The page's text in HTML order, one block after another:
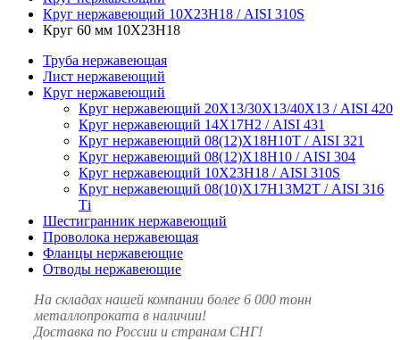
Круг нержавеющий 10Х23Н18 / AISI 310S
Круг 60 мм 10Х23Н18
Труба нержавеющая
Лист нержавеющий
Круг нержавеющий
Круг нержавеющий 20Х13/30Х13/40Х13 / AISI 420
Круг нержавеющий 14Х17Н2 / AISI 431
Круг нержавеющий 08(12)Х18Н10Т / AISI 321
Круг нержавеющий 08(12)Х18Н10 / AISI 304
Круг нержавеющий 10Х23Н18 / AISI 310S
Круг нержавеющий 08(10)Х17Н13М2Т / AISI 316
Тi
Шестигранник нержавеющий
Проволока нержавеющая
Фланцы нержавеющие
Отводы нержавеющие
На складах нашей компании более 6 000 тонн
металлопроката в наличии!
Доставка по России и странам СНГ!